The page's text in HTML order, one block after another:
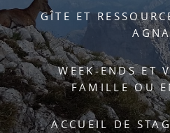
GÎTE ET
WEEK-ENDS ET
FAMILLE OU
ACCUEIL DE